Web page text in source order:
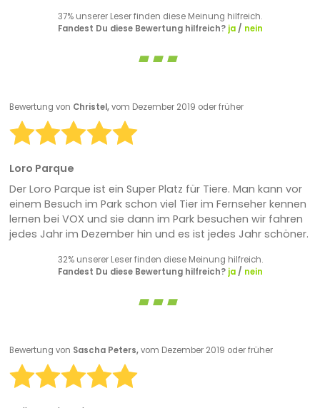
37% unserer Leser finden diese Meinung hilfreich.
Fandest Du diese Bewertung hilfreich? ja/ nein
Bewertung von Christel,vom Dezember 2019 oder früher
Loro Parque
Der Loro Parque ist ein Super Platz für Tiere. Man kann vor
einem Besuch im Park schon viel Tier im Fernseher kennen
lernen bei VOX und sie dann im Park besuchen wir fahren
jedes Jahr im Dezember hin und es ist jedes Jahr schöner.
32% unserer Leser finden diese Meinung hilfreich.
Fandest Du diese Bewertung hilfreich? ja/ nein
Bewertung von Sascha Peters,vom Dezember 2019 oder früher